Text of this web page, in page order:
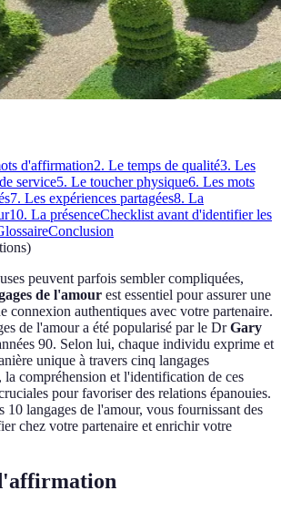
d'affirmation2. Le temps de qualité3. Les
service5. Le toucher physique6. Les mots
7. Les expériences partagées8. La
10. La présenceChecklist avant d'identifier les
Conclusion
)
peuvent parfois sembler compliquées,
de l'amour est essentiel pour assurer une
connexion authentiques avec votre partenaire.
de l'amour a été popularisé par le DrGary
90. Selon lui, chaque individu exprime et
unique à travers cinq langages
compréhension et l'identification de ces
pour favoriser des relations épanouies.
10 langages de l'amour, vous fournissant des
chez votre partenaire et enrichir votre